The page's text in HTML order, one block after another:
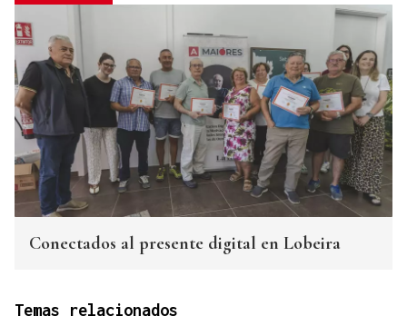
Conectados al presente digital en Lobeira
Temas relacionados